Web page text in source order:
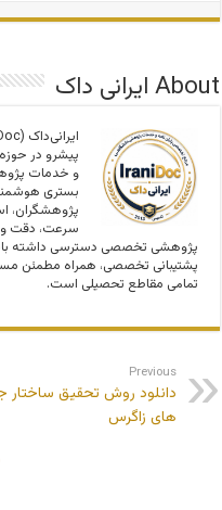
About ایرانی داک
پیشرو در حوزه
و خدمات
بستری
پژوهشگران،
سرعت، دقت و
پژوهشی تخصصی دسترسی داشته
پشتیبانی تخصصی، همراه مطمئن
تمامی مقاطع تحصیلی است.
Previous
دانلود روش تحقیق ساختار
های زاگرس